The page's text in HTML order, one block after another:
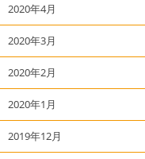
2020年4月
2020年3月
2020年2月
2020年1月
2019年12月